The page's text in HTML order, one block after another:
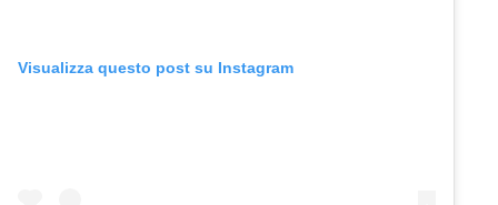
Visualizza questo post su Instagram